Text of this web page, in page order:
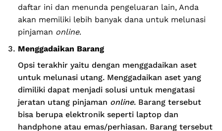
daftar ini dan menunda pengeluaran lain, Anda
akan memiliki lebih banyak dana untuk melunasi
pinjaman online.
Menggadaikan Barang
Opsi terakhir yaitu dengan menggadaikan aset
untuk melunasi utang. Menggadaikan aset yang
dimiliki dapat menjadi solusi untuk mengatasi
jeratan utang pinjaman online. Barang tersebut
bisa berupa elektronik seperti laptop dan
handphone atau emas/perhiasan. Barang tersebut